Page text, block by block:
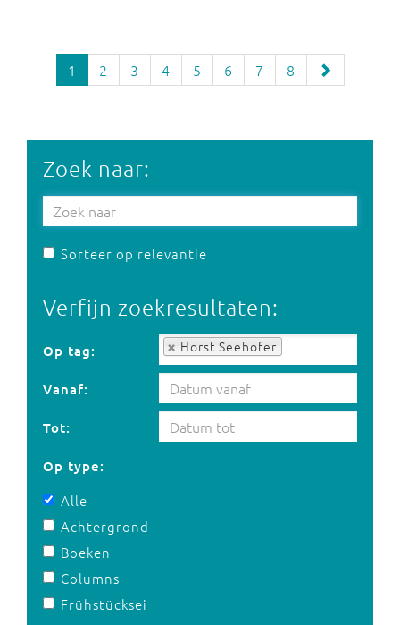
1 2 3 4 5 6 7 8
Zoek naar:
Sorteer op relevantie
Verfijn zoekresultaten:
Op tag: Horst Seehofer
Op tag:
Vanaf:
Tot:
Op type:
Alle
Achtergrond
Boeken
Columns
Frühstücksei